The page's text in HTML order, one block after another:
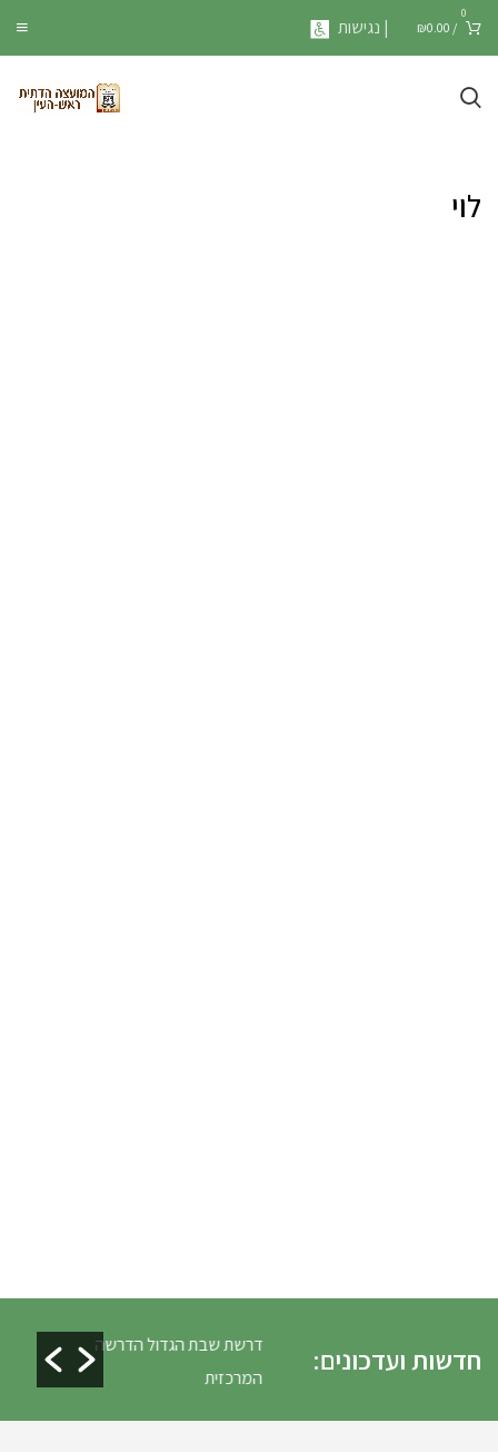
0
/
₪0.00 | נגישות
לוי
חדשות ועדכונים:
דרשת שבת הגדול הדרשה
המרכזית